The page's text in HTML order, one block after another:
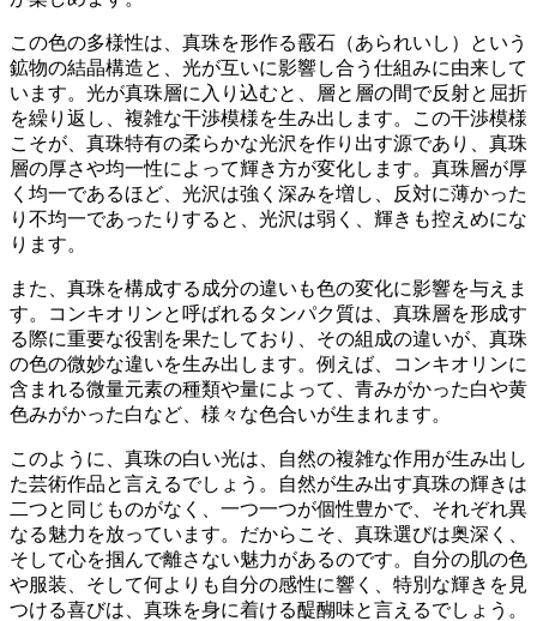
この色の多様性は、真珠を形作る霰石（あられいし）という
鉱物の結晶構造と、光が互いに影響し合う仕組みに由来して
います。光が真珠層に入り込むと、層と層の間で反射と屈折
を繰り返し、複雑な干渉模様を生み出します。この干渉模様
こそが、真珠特有の柔らかな光沢を作り出す源であり、 真珠
層の厚さや均一性によって輝き方が変化します。真珠層が厚
く均一であるほど、光沢は強く深みを増し、反対に薄かった
り不均一であったりすると、光沢は弱く、輝きも控えめにな
ります。
また、 真珠を構成する成分の違いも色の変化に影響を与えま
す。コンキオリンと呼ばれるタンパク質は、真珠層を形成す
る際に重要な役割を果たしており、その組成の違いが、真珠
の色の微妙な違いを生み出します。例えば、コンキオリンに
含まれる微量元素の種類や量によって、青みがかった白や黄
色みがかった白など、様々な色合いが生まれます。
このように、 真珠の白い光は、自然の複雑な作用が生み出し
た芸術作品と言えるでしょう。自然が生み出す真珠の輝きは
二つと同じものがなく、一つ一つが個性豊かで、それぞれ異
なる魅力を放っています。だからこそ、真珠選びは奥深く、
そして心を掴んで離さない魅力があるのです。自分の肌の色
や服装、そして何よりも自分の感性に響く、特別な輝きを見
つける喜びは、真珠を身に着ける醍醐味と言えるでしょう。